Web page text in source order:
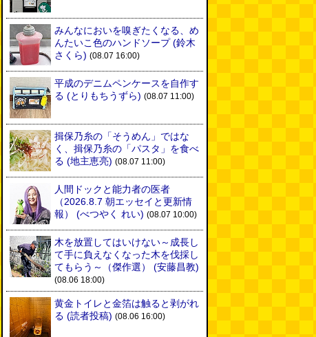
みんなにおいを嗅ぎたくなる、め
んたいこ色のハンドソープ(鈴木
さくら) (08.07 16:00)
平成のデニムペンケースを自作す
る (とりもちうずら) (08.07 11:00)
揖保乃糸の「そうめん」ではな
く、揖保乃糸の「パスタ」を食べ
る (地主恵亮) (08.07 11:00)
人間ドックと能力者の医者
（2026.8.7 朝エッセイと更新情
報）
(べつやく れい) (08.07 10:00)
木を放置してはいけない～成長し
て手に負えなくなった木を伐採し
てもらう～（傑作選）
(安藤昌教)
(08.06 18:00)
黄金トイレと金箔は触ると剥がれ
る (読者投稿) (08.06 16:00)